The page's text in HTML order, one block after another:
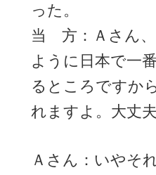
った。
当 方：Ａさん
ように日本で一
るところですか
れますよ。大丈夫
Ａさん：いやそ